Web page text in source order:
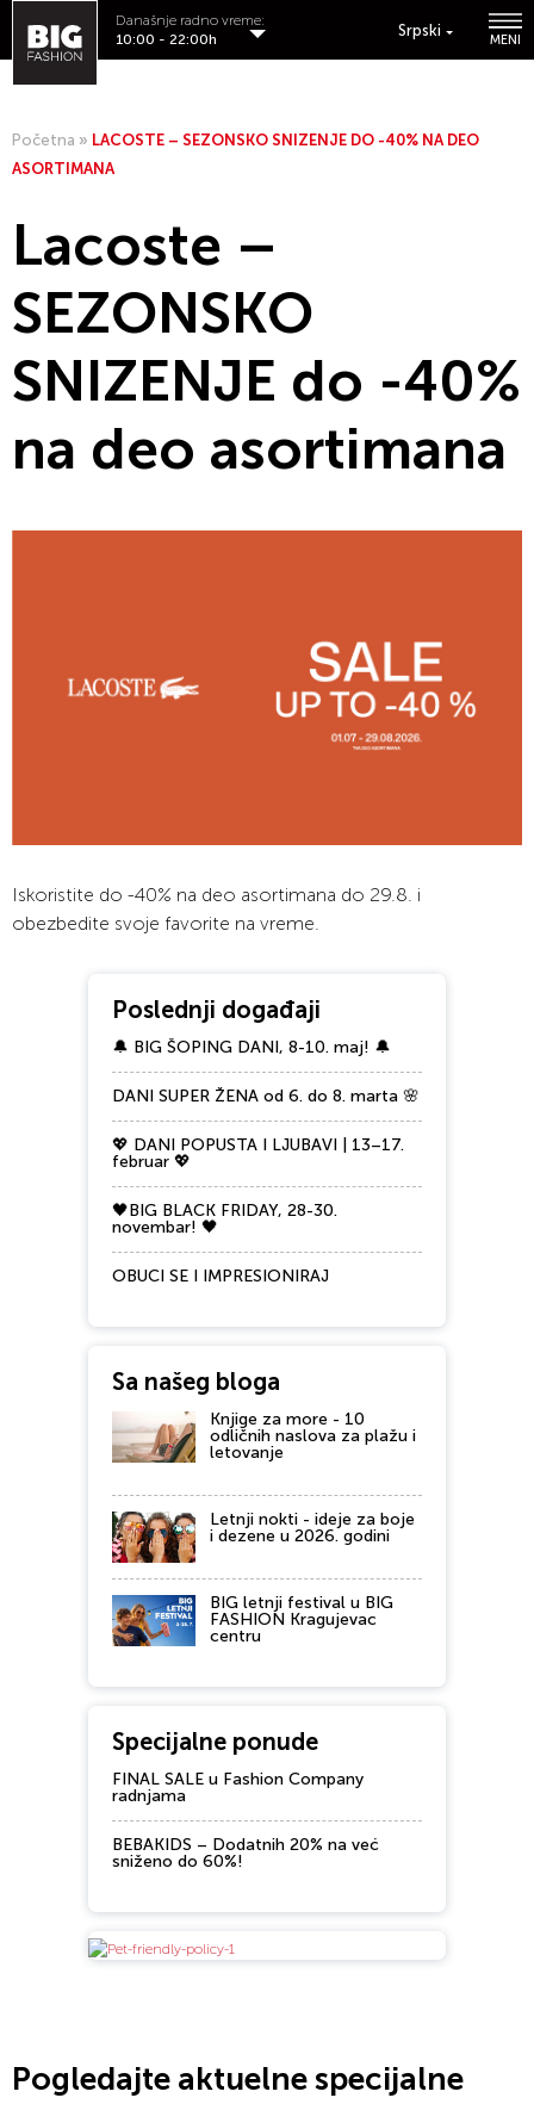
Srpski
MENI
Današnje radno vreme:
10:00 - 22:00h
Početna » LACOSTE – SEZONSKO SNIZENJE DO -40% NA DEO
ASORTIMANA
Lacoste –
SEZONSKO
SNIZENJE do -40%
na deo asortimana
Iskoristite do -40% na deo asortimana do 29.8. i
obezbedite svoje favorite na vreme.
Poslednji događaji
🔔 BIG ŠOPING DANI, 8-10. maj! 🔔
DANI SUPER ŽENA od 6. do 8. marta 🌸
💖 DANI POPUSTA I LJUBAVI | 13–17.
februar 💖
🖤BIG BLACK FRIDAY, 28-30.
novembar! 🖤
OBUCI SE I IMPRESIONIRAJ
Sa našeg bloga
Knjige za more - 10
odličnih naslova za plažu i
letovanje
Letnji nokti - ideje za boje
i dezene u 2026. godini
BIG letnji festival u BIG
FASHION Kragujevac
centru
Specijalne ponude
FINAL SALE u Fashion Company
radnjama
BEBAKIDS – Dodatnih 20% na već
sniženo do 60%!
Pogledajte aktuelne specijalne